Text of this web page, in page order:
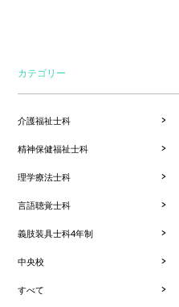
カテゴリー
介護福祉士科
精神保健福祉士科
理学療法士科
言語聴覚士科
義肢装具士科4年制
中央校
すべて